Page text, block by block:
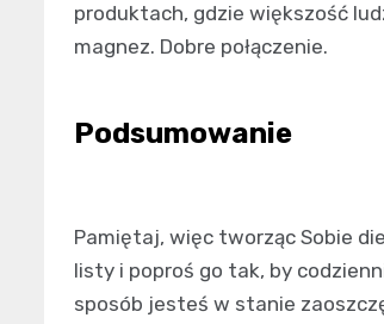
produktach, gdzie większość
magnez. Dobre połączenie.
Podsumowanie
Pamiętaj, więc tworząc Sobie
listy i poproś go tak, by
sposób jesteś w stanie